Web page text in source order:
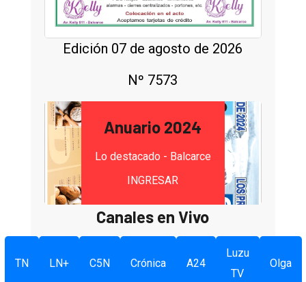
Edición 07 de agosto de 2026
Nº 7573
Anuario 2024
Lo destacado - Balcarce
INGRESAR
Canales en Vivo
TN LN+ C5N Crónica A24
Luzu
TV
Olga